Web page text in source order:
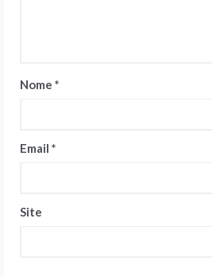
Nome *
Email *
Site